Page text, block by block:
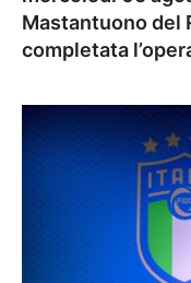
Mastantuono del
completata